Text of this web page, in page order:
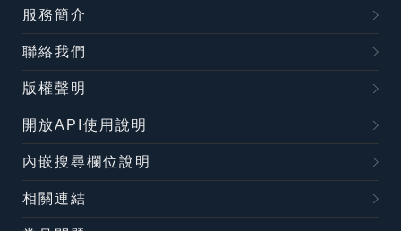
服務簡介
聯絡我們
版權聲明
開放API使用說明
內嵌搜尋欄位說明
相關連結